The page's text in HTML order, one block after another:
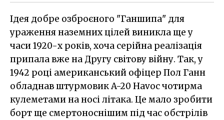
Ідея добре озброєного "Ганшипа" для
ураження наземних цілей виникла ще у
часи 1920-х років, хоча серійна реалізація
припала вже на Другу світову війну. Так, у
1942 році американський офіцер Пол Ганн
обладнав штурмовик A-20 Havoc чотирма
кулеметами на носі літака. Це мало зробити
борт ще смертоноснішим під час обстрілів